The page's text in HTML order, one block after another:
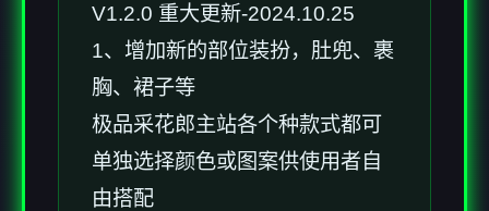
V1.2.0 重大更新-2024.10.25
1、增加新的部位装扮，肚兜、裹
胸、裙子等
极品采花郎主站各个种款式都可
单独选择颜色或图案供使用者自
由搭配